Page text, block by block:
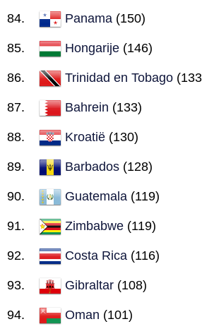
Panama (150)
Hongarije (146)
Trinidad en Tobago
Bahrein (133)
Kroatië (130)
Barbados (128)
Guatemala (119)
Zimbabwe (119)
Costa Rica (116)
Gibraltar (108)
Oman (101)